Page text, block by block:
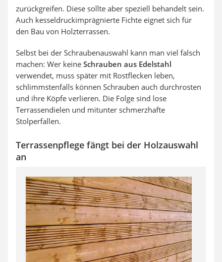
zurückgreifen. Diese sollte aber speziell behandelt sein.
Auch kesseldruckimprägnierte Fichte eignet sich für
den Bau von Holzterrassen.
Selbst bei der Schraubenauswahl kann man viel falsch
machen: Wer keine Schrauben aus Edelstahl
verwendet, muss später mit Rostflecken leben,
schlimmstenfalls können Schrauben auch durchrosten
und ihre Köpfe verlieren. Die Folge sind lose
Terrassendielen und mitunter schmerzhafte
Stolperfallen.
Terrassenpflege fängt bei der Holzauswahl
an